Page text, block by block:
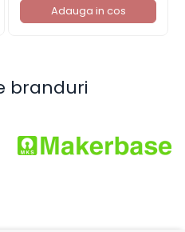
Adauga in cos
branduri